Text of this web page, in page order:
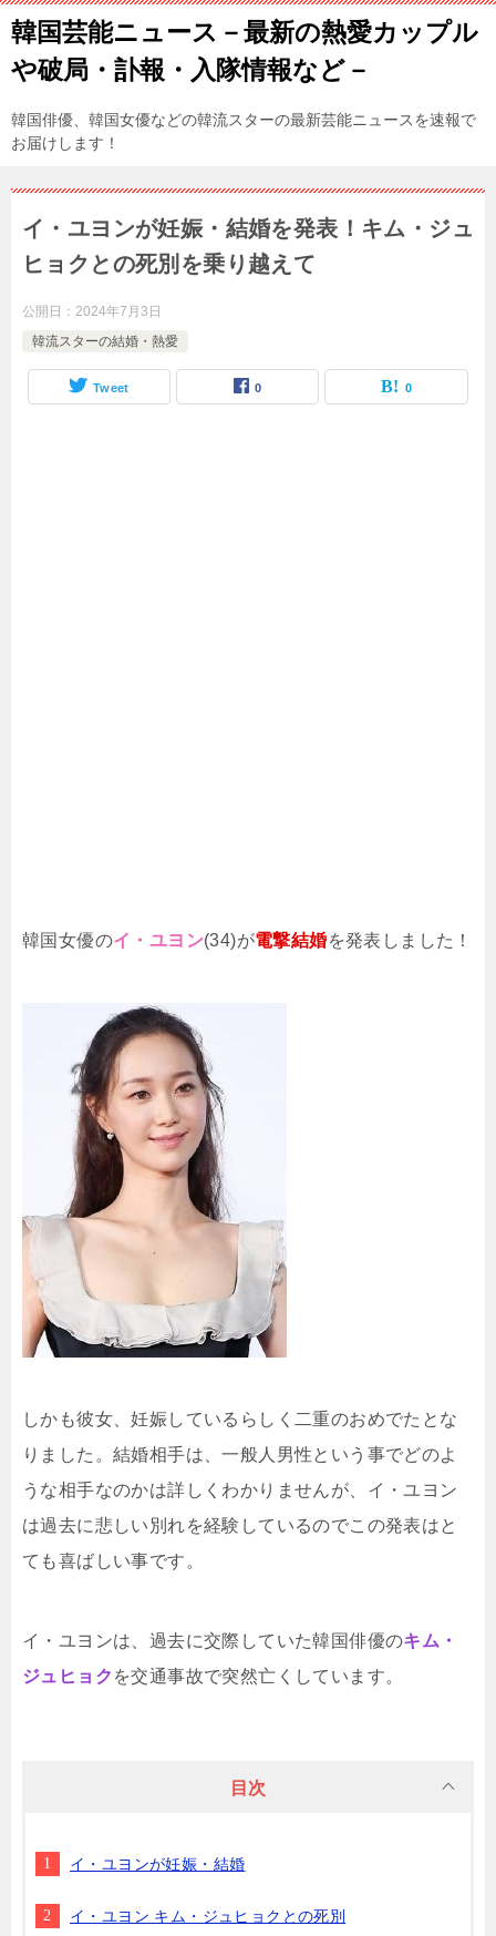
韓国芸能ニュース－最新の熱愛カップル
や破局・訃報・入隊情報など－
韓国俳優、韓国女優などの韓流スターの最新芸能ニュースを速報で
お届けします！
イ・ユヨンが妊娠・結婚を発表！キム・ジュ
ヒョクとの死別を乗り越えて
公開日： 2024年7月3日
韓流スターの結婚・熱愛
Tweet 0 0
韓国女優のイ・ユヨン(34)が電撃結婚を発表しました！
しかも彼女、妊娠しているらしく二重のおめでたとな
りました。結婚相手は、一般人男性という事でどのよ
うな相手なのかは詳しくわかりませんが、イ・ユヨン
は過去に悲しい別れを経験しているのでこの発表はと
ても喜ばしい事です。
イ・ユヨンは、過去に交際していた韓国俳優のキム・
ジュヒョク を交通事故で突然亡くしています。
目次
イ・ユヨンが妊娠・結婚
イ・ユヨン キム・ジュヒョクとの死別